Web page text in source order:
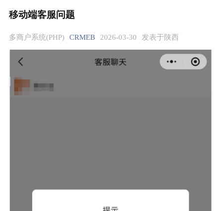
移动端客服问题
多商户系统(PHP) CRMEB 2026-03-30 发表于陕西